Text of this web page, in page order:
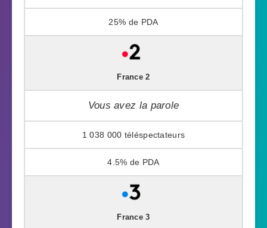
25%
France 2
Vous avez la parole
1 038 000
4.5%
France 3